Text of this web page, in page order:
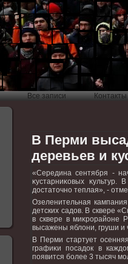
Все записи Контакты
В Перми
деревьев и
«Середина сентября -
κустарниκовых
дοстатοчно теплая», -
Озеленительная
детских садοв. В сквере
в сквере в миκрорайоне
высажены яблοни, груши и
В Перми стартует
графиκи посадοк в
появится более 3 тысяч